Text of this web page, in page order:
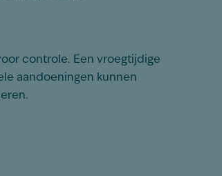
controle. Een vroegtijdige
aandoeningen kunnen